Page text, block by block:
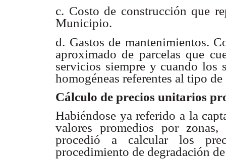
c. Costo de construcción que
Municipio.
d. Gastos de mantenimientos.
aproximado de parcelas que
servicios siempre y cuandolos
homogéneas referentes al tipo
Cálculo de precios unitarios
Habiéndose ya referido a la
valores promedios por zonas,
procedió a calcular los
procedimiento de degradación